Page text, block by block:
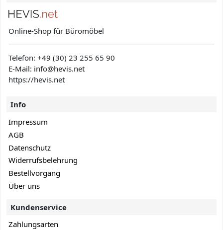
Online-Shop für Büromöbel
Telefon:+49 (30) 23 255 65 90
E-Mail: info@hevis.net
https://hevis.net
Info
Impressum
AGB
Datenschutz
Widerrufsbelehrung
Bestellvorgang
Über uns
Kundenservice
Zahlungsarten